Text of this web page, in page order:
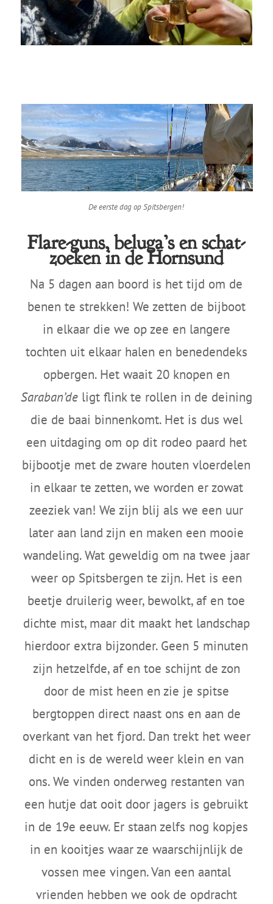
De eerste dag op Spitsbergen!
Flare-guns, beluga’s en schat-
zoeken in de Hornsund
Na 5 dagen aan boord is het tijd om de
benen te strekken! We zetten de bijboot
in elkaar die we op zee en langere
tochten uit elkaar halen en benedendeks
opbergen. Het waait 20 knopen en
Saraban’deligt flink te rollen in de deining
die de baai binnenkomt. Het is dus wel
een uitdaging om op dit rodeo paard het
bijbootje met de zware houten vloerdelen
in elkaar te zetten, we worden er zowat
zeeziek van! We zijn blij als we een uur
later aan land zijn en maken een mooie
wandeling. Wat geweldig om na twee jaar
weer op Spitsbergen te zijn. Het is een
beetje druilerig weer, bewolkt, af en toe
dichte mist, maar dit maakt het landschap
hierdoor extra bijzonder. Geen 5 minuten
zijn hetzelfde, af en toe schijnt de zon
door de mist heen en zie je spitse
bergtoppen direct naast ons en aan de
overkant van het fjord. Dan trekt het weer
dicht en is de wereld weer klein en van
ons. We vinden onderweg restanten van
een hutje dat ooit door jagers is gebruikt
in de 19e eeuw. Er staan zelfs nog kopjes
in en kooitjes waar ze waarschijnlijk de
vossen mee vingen. Van een aantal
vrienden hebben we ook de opdracht